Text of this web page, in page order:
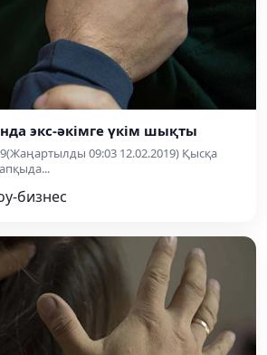
экс-әкімге үкім шықты
09:03 12.02.2019) Қысқа
бизнес